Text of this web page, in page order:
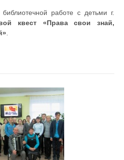
работе с детьми г.
квест «Права свои знай,